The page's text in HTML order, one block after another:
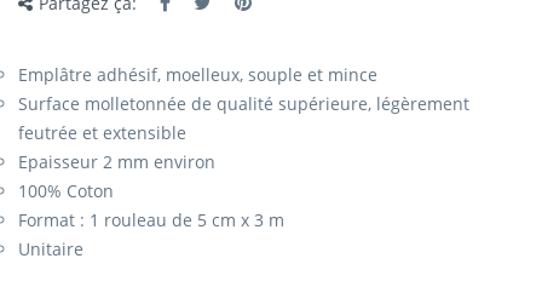
Emplâtre adhésif, moelleux, souple et mince
Surface molletonnée de qualité supérieure, légèrement
feutrée et extensible
Epaisseur 2 mm environ
100% Coton
Format : 1 rouleau de 5 cm x 3 m
Unitaire